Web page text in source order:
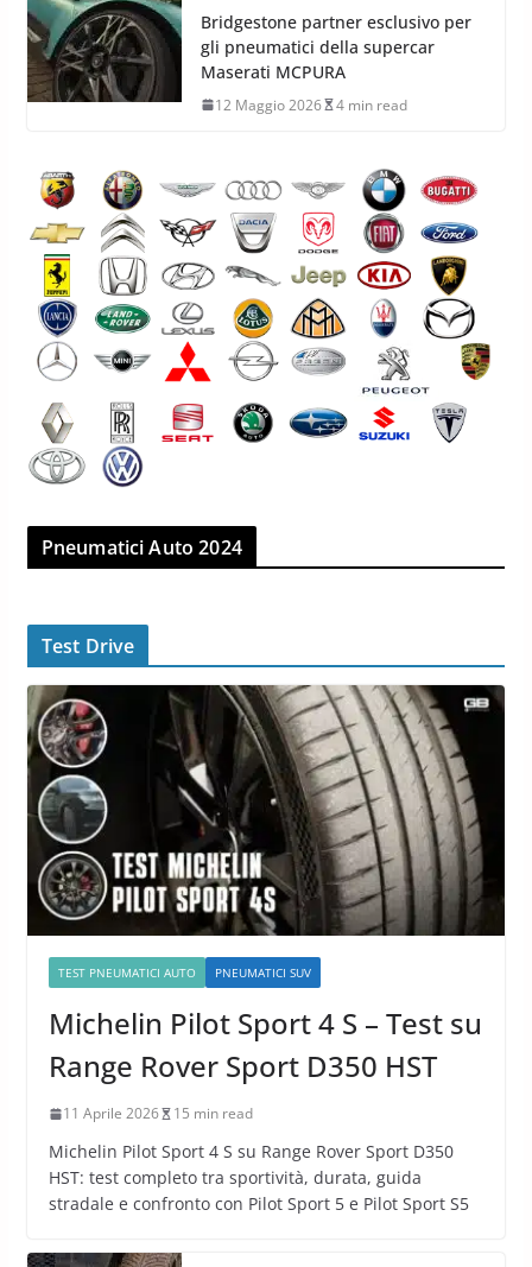
Bridgestone partner esclusivo per
gli pneumatici della supercar
Maserati MCPURA
12 Maggio 2026 4 min read
Pneumatici Auto 2024
Test Drive
TEST PNEUMATICI AUTO PNEUMATICI SUV
Michelin Pilot Sport 4 S – Test su
Range Rover Sport D350 HST
11 Aprile 2026 15 min read
Michelin Pilot Sport 4 S su Range Rover Sport D350
HST: test completo tra sportività, durata, guida
stradale e confronto con Pilot Sport 5 e Pilot Sport S5